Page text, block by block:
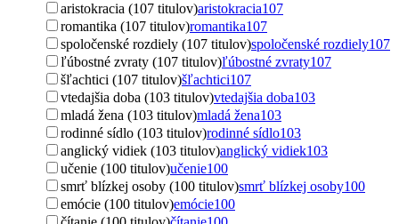
aristokracia (107 titulov)aristokracia107
romantika (107 titulov)romantika107
spoločenské rozdiely (107 titulov)spoločenské rozdiely107
ľúbostné zvraty (107 titulov)ľúbostné zvraty107
šľachtici (107 titulov)šľachtici107
vtedajšia doba (103 titulov)vtedajšia doba103
mladá žena (103 titulov)mladá žena103
rodinné sídlo (103 titulov)rodinné sídlo103
anglický vidiek (103 titulov)anglický vidiek103
učenie (100 titulov)učenie100
smrť blízkej osoby (100 titulov)smrť blízkej osoby100
emócie (100 titulov)emócie100